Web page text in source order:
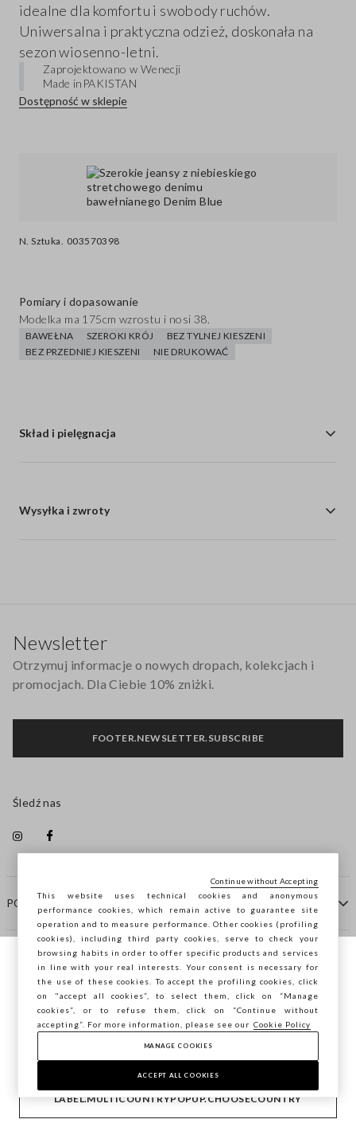
N. Sztuka. 003570398
idealne dla komfortu i swobody ruchów.
Uniwersalna i praktyczna odzież, doskonała na
sezon wiosenno-letni.
Zaprojektowano w Wenecji
Made in PAKISTAN
Dostępność w sklepie
Pomiary i dopasowanie
Modelka ma 175cm wzrostu i nosi 38.
BAWEŁNA SZEROKI KRÓJ
BEZ TYLNEJ KIESZENI
BEZ PRZEDNIEJ KIESZENI
NIE DRUKOWAĆ
Skład i pielęgnacja
Wysyłka i zwroty
POMOC
FIRMA
KONTAKTY
Newsletter
Otrzymuj informacje o nowych dropach, kolekcjach i
promocjach. Dla Ciebie 10% zniżki.
FOOTER.NEWSLETTER.SUBSCRIBE
Śledź nas
Copyright © Ovs S.p.A. P.Iva 04240010274 - Cap. Soc.
290.923.470 -2.4.0
Przeglądasz STEFANEL Italia, chcesz
zapisać swoją lokalizację?
POTWIERDŹ
LABEL.MULTICOUNTRYPOPUP.CHOOSECOUNTRY
footer.item.country Polska
This website uses technical cookies and anonymous
performance cookies, which remain active to guarantee site
operation and to measure performance. Other cookies (profiling
cookies), including third party cookies, serve to check your
browsing habits in order to offer specific products and services
in line with your real interests. Your consent is necessary for
the use of these cookies. To accept the profiling cookies, click
on "accept all cookies”, to select them, click on “Manage
cookies”, or to refuse them, click on “Continue without
accepting”. For more information, please see our Cookie Policy
MANAGE COOKIES
ACCEPT ALL COOKIES
Continue without Accepting